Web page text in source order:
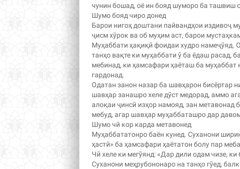
чунин бошад, оё ин бояд шуморо ба ташвиш
Шумо бояд чиро донед
Барои нигоҳ доштани пайвандҳои издивоҷ
ҷисм хӯрок ва об муҳим аст, барои
Муҳаббати ҳақиқӣ фоидаи худро намеҷӯяд.
танҳо вақте ки муҳаббати ӯ ба ёдаш расад,
мебинад, ки ҳамсафари ҳаёташ ба муҳаббат
гардонад.
Одатан занон назар ба шавҳарон бисёртар
шавҳар занашро хеле дӯст медорад, аммо
алоқаи ҷинсӣ изҳор намояд, зан метавонад
мебуд, агар шавҳар муҳаббаташро дар
Шумо чӣ кор карда метавонед
Муҳаббататонро баён кунед. Суханони
ҳастӣ» ба ҳамсафари ҳаётатон болу пар
Чӣ хеле ки мегӯянд: «Дар дили одам чизе,
Суханони меҳрубононаро на танҳо гӯед,